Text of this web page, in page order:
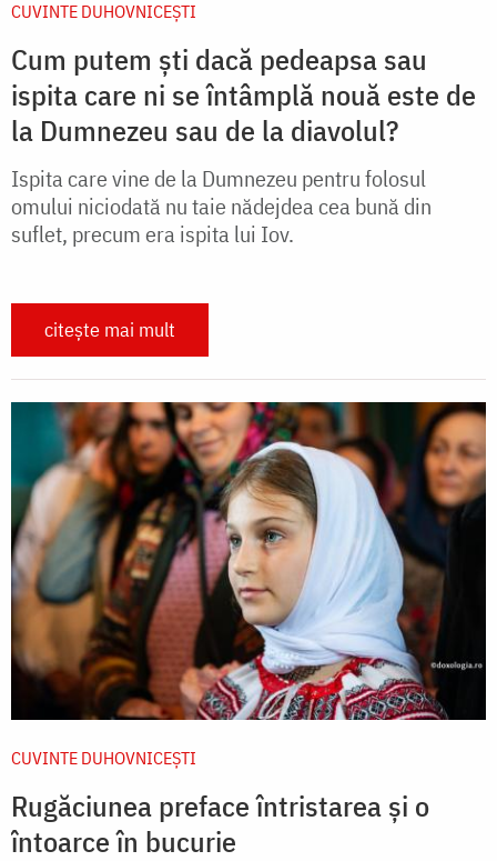
CUVINTE DUHOVNICEȘTI
Cum putem ști dacă pedeapsa sau
ispita care ni se întâmplă nouă este de
la Dumnezeu sau de la diavolul?
Ispita care vine de la Dumnezeu pentru folosul
omului niciodată nu taie nădejdea cea bună din
suflet, precum era ispita lui Iov.
citește mai mult
CUVINTE DUHOVNICEȘTI
Rugăciunea preface întristarea și o
întoarce în bucurie